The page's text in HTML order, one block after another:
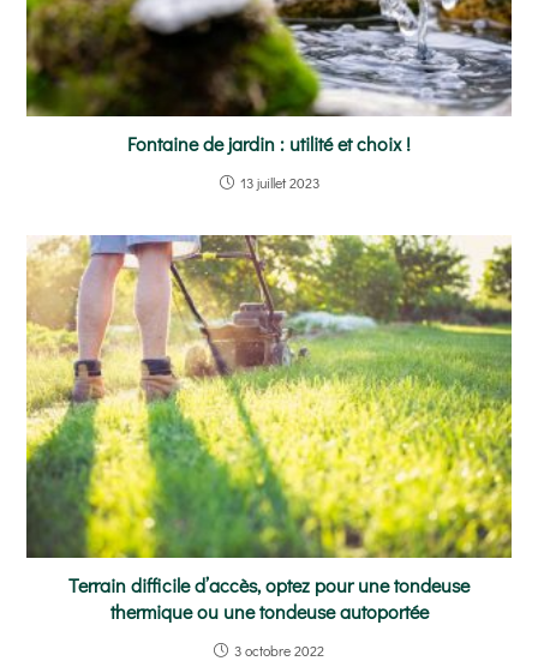
Fontaine de jardin : utilité et choix !
13 juillet 2023
Terrain difficile d’accès, optez pour une tondeuse
thermique ou une tondeuse autoportée
3 octobre 2022